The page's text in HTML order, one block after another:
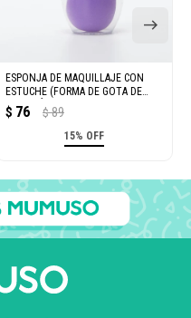
ESPONJA DE MAQUILLAJE CON
ESTUCHE (FORMA DE GOTA DE
AGUA/PÚRPURA OSCURO)
$ 76 $ 89
15% OFF